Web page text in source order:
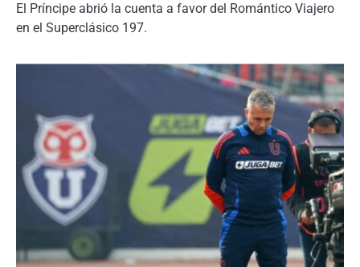
El Príncipe abrió la cuenta a favor del Romántico Viajero
en el Superclásico 197.